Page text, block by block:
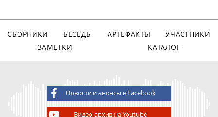
СБОРНИКИ БЕСЕДЫ АРТЕФАКТЫ
УЧАСТНИКИ
ЗАМЕТКИ
КАТАЛОГ
Новости и анонсы в Facebook
Видео-архив на Youtube